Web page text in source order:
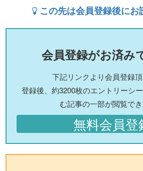
この先は会員登録後にお
会員登録がお済み
下記リンクより会員登録頂
登録後、約3200枚のエントリーシ
む記事の一部が閲覧でき
無料会員登